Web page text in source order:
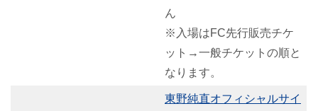
ん
※入場はFC先行販売チケ
ット→一般チケットの順と
なります。
東野純直オフィシャルサイ